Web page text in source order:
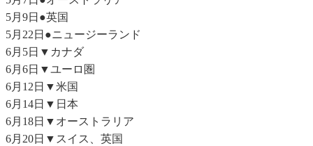
5月9日●英国
5月22日●ニュージーランド
6月5日▼カナダ
6月6日▼ユーロ圏
6月12日▼米国
6月14日▼日本
6月18日▼オーストラリア
6月20日▼スイス、英国